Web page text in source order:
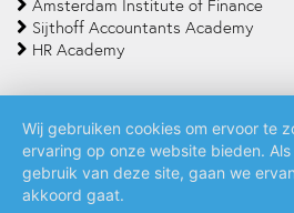
Amsterdam Institute of Finance
Sijthoff Accountants Academy
HR Academy
Algemene voorwaarden Privacy policy
Wij gebruiken cookies om ervoor te
ervaring op onze website bieden.
gebruik van deze site, gaan we
akkoord gaat.